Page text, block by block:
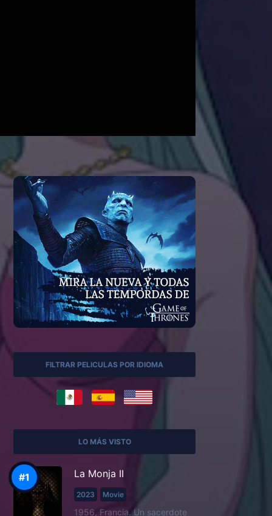
FILTRAR PELICULAS POR IDIOMA
LO MÁS VISTO
La Monja II
2023 Movie
1956, Francia. Un sacerdote